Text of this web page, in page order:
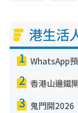
港生活
1
2
3